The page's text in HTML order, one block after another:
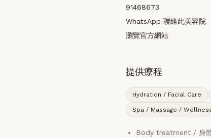
91468673
WhatsApp 聯絡此美容院
瀏覽官方網站
提供療程
Hydration / Facial Care
Spa / Massage /
Body treatment / 身